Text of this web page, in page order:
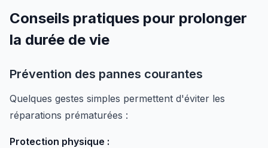
Conseils pratiques pour prolonger
la durée de vie
Prévention des pannes courantes
Quelques gestes simples permettent d'éviter les
réparations prématurées :
Protection physique :